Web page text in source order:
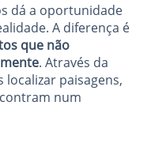
dá a oportunidade
A diferença é
que não
. Através da
paisagens,
num